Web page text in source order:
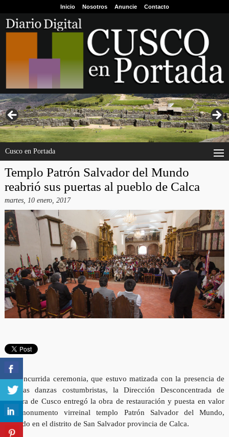
Inicio Nosotros Anuncie Contacto
Cusco en Portada
Templo Patrón Salvador del Mundo
reabrió sus puertas al pueblo de Calca
martes, 10 enero, 2017
En concurrida ceremonia, que estuvo matizada con la presencia de
vistosas danzas costumbristas, la Dirección Desconcentrada de
Cultura de Cusco entregó la obra de restauración y puesta en valor
del monumento virreinal templo Patrón Salvador del Mundo,
ubicado en el distrito de San Salvador provincia de Calca.